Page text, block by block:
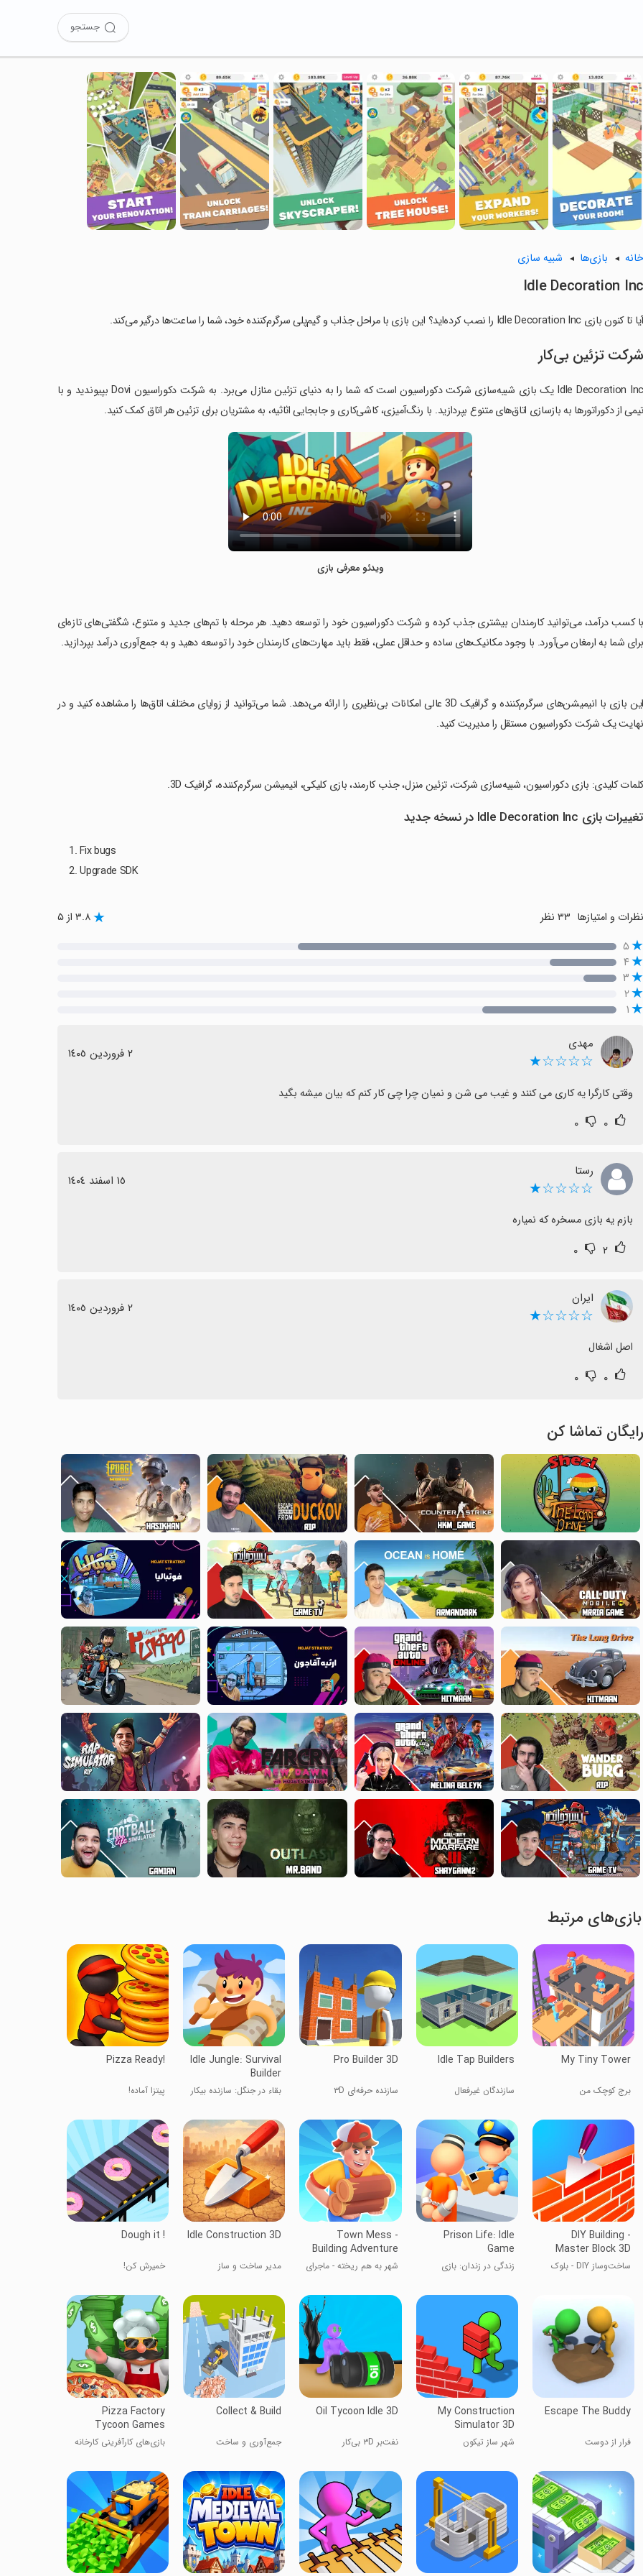
جستجو
خانه بازی‌ها شبیه سازی
Idle Decoration Inc
آیا تا کنون بازی Idle Decoration Inc را نصب کرده‌اید؟ این بازی با مراحل جذاب و گیم‌پلی سرگرم‌کننده خود، شما را ساعت‌ها درگیر می‌کند.
شرکت تزئین بی‌کار
Idle Decoration Inc یک بازی شبیه‌سازی شرکت دکوراسیون است که شما را به دنیای تزئین منازل می‌برد. به شرکت دکوراسیون Dovi بپیوندید و با
تیمی از دکوراتورها به بازسازی اتاق‌های متنوع بپردازید. با رنگ‌آمیزی، کاشی‌کاری و جابجایی اثاثیه، به مشتریان برای تزئین هر اتاق کمک کنید.
ویدئو معرفی بازی
‏با کسب درآمد، می‌توانید کارمندان بیشتری جذب کرده و شرکت دکوراسیون خود را توسعه دهید. هر مرحله با تم‌های جدید و متنوع، شگفتی‌های تازه‌ای
برای شما به ارمغان می‌آورد. با وجود مکانیک‌های ساده و حداقل عملی، فقط باید مهارت‌های کارمندان خود را توسعه دهید و به جمع‌آوری درآمد بپردازید.
‏این بازی با انیمیشن‌های سرگرم‌کننده و گرافیک 3D عالی امکانات بی‌نظیری را ارائه می‌دهد. شما می‌توانید از زوایای مختلف اتاق‌ها را مشاهده کنید و در
نهایت یک شرکت دکوراسیون مستقل را مدیریت کنید.
‏کلمات کلیدی: بازی دکوراسیون، شبیه‌سازی شرکت، تزئین منزل، جذب کارمند، بازی کلیکی، انیمیشن سرگرم‌کننده، گرافیک 3D.
تغییرات بازی Idle Decoration Inc در نسخه جدید
1. Fix bugs
2. Upgrade SDK
نظرات و امتیازها ۳.۸ از ۵
۵
۴
۳
۲
۱
مهدی
☆☆☆☆★ ٢ فروردین ١٤٠٥
وقتی کارگرا یه کاری می کنند و غیب می شن و نمیان چرا چی کار کنم که بیان میشه بگید
۰ ۰
رستا
☆☆☆☆★ ١٥ اسفند ١٤٠٤
بازم یه بازی مسخره که نمیاره
۲ ۰
ایران
☆☆☆☆★ ٢ فروردین ١٤٠٥
اصل اشغال
۰ ۰
رایگان تماشا کن
بازی‌های مرتبط
My Tiny Tower
برج کوچک من
Idle Tap Builders
سازندگان غیرفعال
Pro Builder 3D
سازنده حرفه‌ای ۳D
Idle Jungle: Survival
Builder
بقاء در جنگل: سازنده بیکار
Pizza Ready!
پیتزا آماده!
DIY Building -
Master Block 3D
ساخت‌وساز DIY - بلوک
Prison Life: Idle
Game
زندگی در زندان: بازی
Town Mess -
Building Adventure
شهر به هم ریخته - ماجرای
Idle Construction 3D
مدیر ساخت و ساز
Dough it !
خمیرش کن!
Escape The Buddy
فرار از دوست
My Construction
Simulator 3D
شهر ساز تیکون
Oil Tycoon Idle 3D
نفت‌بر ۳D بی‌کار
Collect & Build
جمع‌آوری و ساخت
Pizza Factory
Tycoon Games
بازی‌های کارآفرینی کارخانه